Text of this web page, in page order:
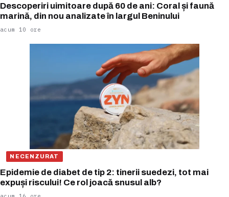
Descoperiri uimitoare după 60 de ani: Coral și faună
marină, din nou analizate în largul Beninului
acum 10 ore
NECENZURAT
Epidemie de diabet de tip 2: tinerii suedezi, tot mai
expuși riscului! Ce rol joacă snusul alb?